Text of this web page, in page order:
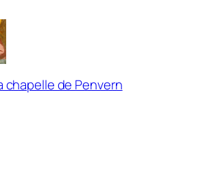
chapelle de Penvern